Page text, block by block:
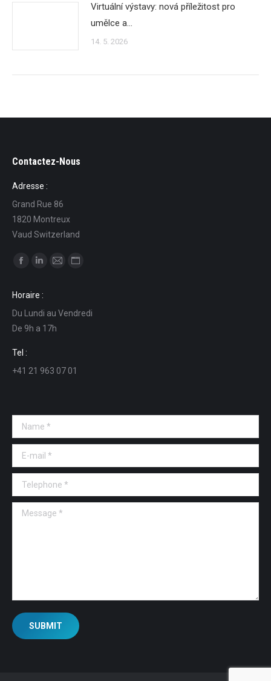
Virtuální výstavy: nová příležitost pro
umělce a…
14. 5. 2026
Contactez-Nous
Adresse :
Grand Rue 86
1820 Montreux
Vaud Switzerland
Find us on:
opens
in
new
window
opens
in
new
in
in
Horaire :
Du Lundi au Vendredi
De 9h a 17h
Tel :
+41 21 963 07 01
Name *
E-mail *
Telephone *
Message *
SUBMIT